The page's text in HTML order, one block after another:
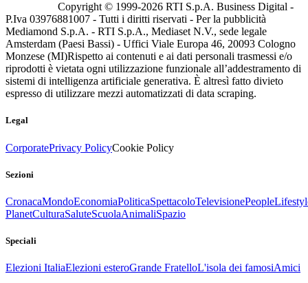
Copyright © 1999-2026 RTI S.p.A. Business Digital -
P.Iva 03976881007 - Tutti i diritti riservati - Per la pubblicità
Mediamond S.p.A. - RTI S.p.A., Mediaset N.V., sede legale
Amsterdam (Paesi Bassi) - Uffici Viale Europa 46, 20093 Cologno
Monzese (MI)Rispetto ai contenuti e ai dati personali trasmessi e/o
riprodotti è vietata ogni utilizzazione funzionale all’addestramento di
sistemi di intelligenza artificiale generativa. È altresì fatto divieto
espresso di utilizzare mezzi automatizzati di data scraping.
Legal
CorporatePrivacy PolicyCookie Policy
Sezioni
CronacaMondoEconomiaPoliticaSpettacoloTelevisionePeople
PlanetCulturaSaluteScuolaAnimaliSpazio
Speciali
Elezioni ItaliaElezioni esteroGrande FratelloL'isola dei famosiAmici